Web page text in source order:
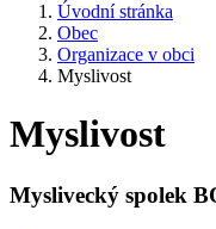
Úvodní stránka
Obec
Organizace v obci
Myslivost
Myslivost
Myslivecký spolek